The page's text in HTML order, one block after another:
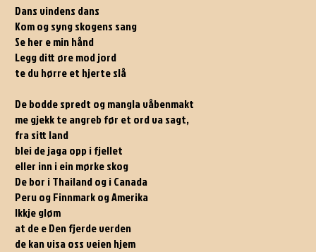
Dans vindens dans
Kom og syng skogens sang
Se her e min hånd
Legg ditt øre mod jord
te du hørre et hjerte slå
De bodde spredt og mangla våbenmakt
me gjekk te angreb før et ord va sagt,
fra sitt land
blei de jaga opp i fjellet
eller inn i ein mørke skog
De bor i Thailand og i Canada
Peru og Finnmark og Amerika
Ikkje gløm
at de e Den fjerde verden
de kan visa oss veien hjem